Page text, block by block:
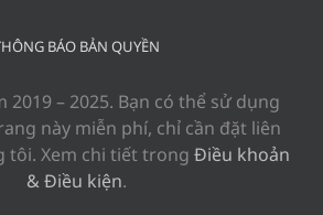
BÁO BẢN QUYỀN
2019 – 2025. Bạn có thể sử dụng
này miễn phí, chỉ cần đặt liên
tôi. Xem chi tiết trong Điều khoản
& Điều kiện.